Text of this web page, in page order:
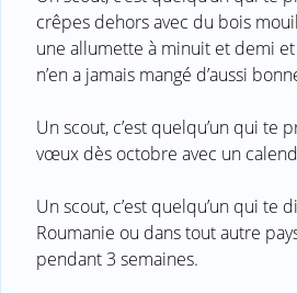
crêpes dehors avec du bois
une allumette à minuit et demi
n’en a jamais mangé d’aussi
Un scout, c’est quelqu’un qui te
vœux dès octobre avec un
Un scout, c’est quelqu’un qui te
Roumanie ou dans tout autre
pendant 3 semaines.